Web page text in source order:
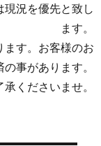
況を優先と致し
ます。
ます。お客様のお
事があります。
くださいませ。